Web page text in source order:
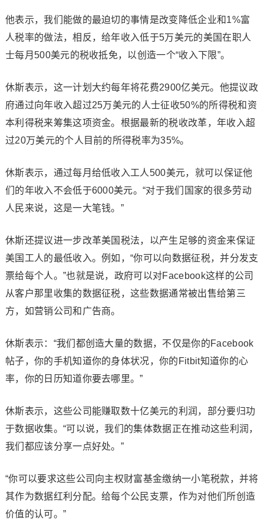
他表示，我们能做的最迫切的事情是改变降低企业和1%富
人税率的做法，相反，给年收入低于5万美元的美国在职人
士每月500美元的税收抵免，以创造一个“收入下限”。
休斯表示，这一计划大约每年将花费2900亿美元。他提议政
府通过向年收入超过25万美元的人士征收50%的所得税和资
本利得税来筹集这项资金。根据最新的税收改革，年收入超
过20万美元的个人目前的所得税率为35%。
休斯表示，通过每月给低收入工人500美元，就可以保证他
们的年收入不会低于6000美元。“对于我们国家的很多劳动
人民来说，这是一大笔钱。”
休斯还提议进一步改革美国税法，以产生足够的资金来保证
美国工人的最低收入。例如，“你可以向数据征税，并分发支
票给每个人。”也就是说，政府可以对Facebook这样的公司
从客户那里收集的数据征税，这些数据通常被出售给第三
方，如营销公司和广告商。
休斯表示：“我们都创造大量的数据，不仅是你的Facebook
帖子，你的手机知道你的身体状况，你的Fitbit知道你的心
率，你的日历知道你要去哪里。”
休斯表示，这些公司能赚取数十亿美元的利润，部分要归功
于数据收集。“可以说，我们的集体数据正在推动这些利润，
我们都应该分享一点好处。”
“你可以要求这些公司向主权财富基金缴纳一小笔税款，并将
其作为数据红利分配。给每个公民支票，作为对他们所创造
价值的认可。”